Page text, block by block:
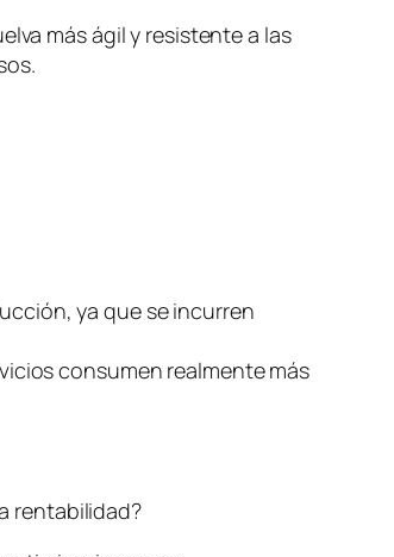
más ágil y resistente a las
ya que se incurren
consumen realmente más
rentabilidad?